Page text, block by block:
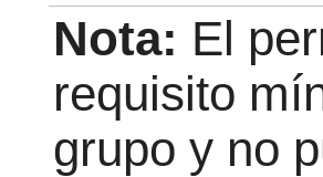
Nota: El
requisito
grupo y no